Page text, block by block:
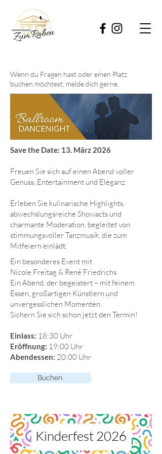
Wenn du Fragen hast oder einen Platz
buchen möchtest, melde dich gerne.
Save the Date: 13. März 2026
Freuen Sie sich auf einen Abend voller
Genuss, Entertainment und Eleganz.
Erleben Sie kulinarische Highlights,
abwechslungsreiche Showacts und
charmante Moderation, begleitet von
stimmungsvoller Tanzmusik, die zum
Mitfeiern einlädt.
Ein besonderes Event mit
Nicole Freitag & René Friedrichs
Ein Abend, der begeistert – mit feinem
Essen, großartigen Künstlern und
unvergesslichen Momenten.
Sichern Sie sich schon jetzt den Termin!
Einlass: 18:30 Uhr
Eröffnung: 19:00 Uhr
Abendessen: 20:00 Uhr
Buchen.
Kinderfest 2026